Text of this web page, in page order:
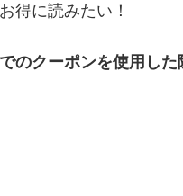
得に読みたい！
のクーポンを使用した